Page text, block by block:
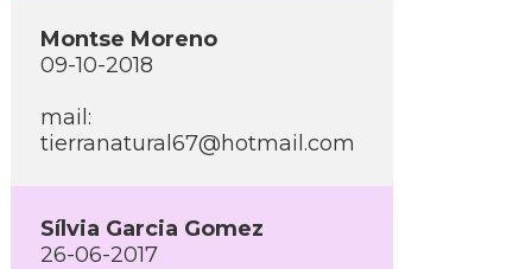
Montse Moreno
09-10-2018
mail:
tierranatural67@hotmail.com
Sí­lvia Garcia Gomez
26-06-2017